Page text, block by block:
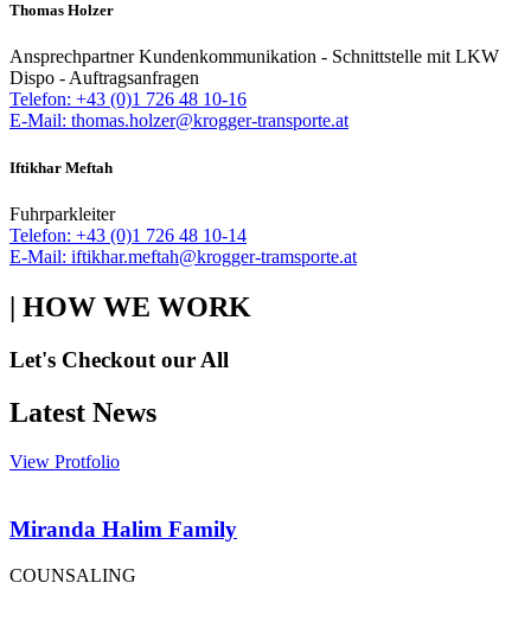
Thomas Holzer
Ansprechpartner Kundenkommunikation - Schnittstelle mit LKW
Dispo - Auftragsanfragen
Telefon: +43 (0)1 726 48 10-16
E-Mail: thomas.holzer@krogger-transporte.at
Iftikhar Meftah
Fuhrparkleiter
Telefon: +43 (0)1 726 48 10-14
E-Mail: iftikhar.meftah@krogger-tramsporte.at
| HOW WE WORK
Let's Checkout our All
Latest News
View Protfolio
Miranda Halim Family
COUNSALING